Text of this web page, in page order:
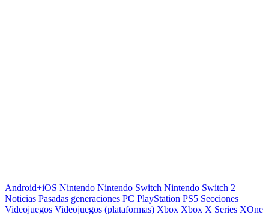
Android+iOS Nintendo Nintendo Switch Nintendo Switch 2
Noticias Pasadas generaciones PC PlayStation PS5 Secciones
Videojuegos Videojuegos (plataformas) Xbox Xbox X Series XOne